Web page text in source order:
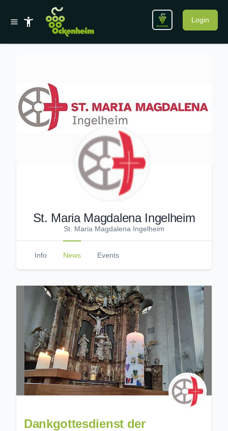
Login
St. Maria Magdalena Ingelheim
St. Maria Magdalena Ingelheim
Info News Events
Dankgottesdienst der